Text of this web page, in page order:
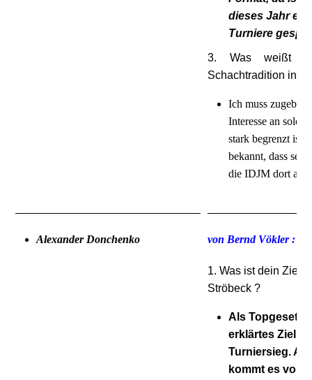
dieses Jahr ein
Turniere
3. Was weißt
Schachtradition in
Ich muss
Interesse an
stark begrenzt ist.
bekannt, dass seit
die IDJM dort
Alexander Donchenko von Bernd Vökler :
1. Was ist dein Ziel
Ströbeck ?
Als
erklärtes Ziel
Turniersieg.
kommt es vor